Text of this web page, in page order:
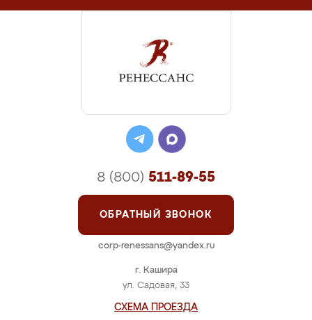
г. Кашира
ул. Садовая, 33
СХЕМА ПРОЕЗДА
8 (800) 511-89-55
ОБРАТНЫЙ ЗВОНОК
corp-renessans@yandex.ru